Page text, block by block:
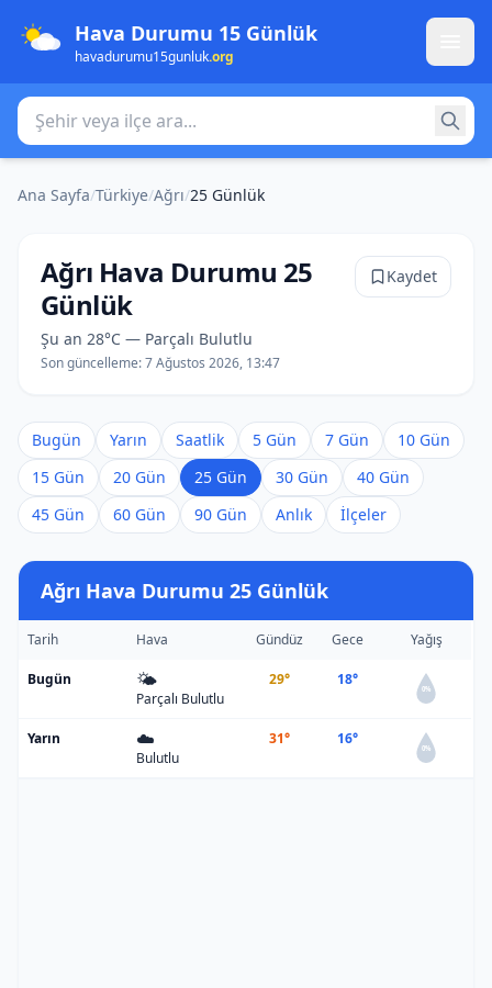
Hava Durumu 15 Günlük
havadurumu15gunluk.org
Şehir veya ilçe ara
Ana Sayfa/Türkiye/Ağrı/25 Günlük
Ağrı Hava Durumu 25
Günlük
Şu an 28°C — Parçalı Bulutlu
Son güncelleme:7 Ağustos 2026, 13:47
Kaydet
Bugün Yarın Saatlik 5 Gün 7 Gün
10 Gün
15 Gün
20 Gün 25 Gün 30 Gün
40 Gün
45 Gün
60 Gün 90 Gün Anlık İlçeler
Ağrı Hava Durumu 25 Günlük
Tarih Hava Gündüz Gece Yağış
Bugün 🌤️
Parçalı Bulutlu
29° 18°
0%
Yarın ☁️
Bulutlu
31° 16°
0%